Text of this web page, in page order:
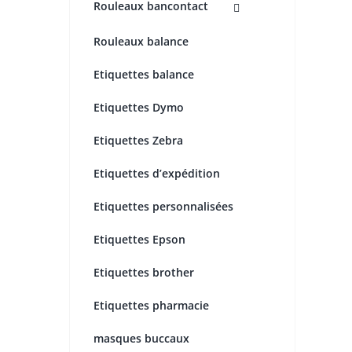
Rouleaux bancontact
Rouleaux balance
Etiquettes balance
Etiquettes Dymo
Etiquettes Zebra
Etiquettes d’expédition
Etiquettes personnalisées
Etiquettes Epson
Etiquettes brother
Etiquettes pharmacie
masques buccaux